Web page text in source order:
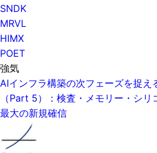
SNDK
MRVL
HIMX
POET
強気
AIインフラ構築の次フェーズを捉え
（Part 5）：検査・メモリー・シ
最大の新規確信